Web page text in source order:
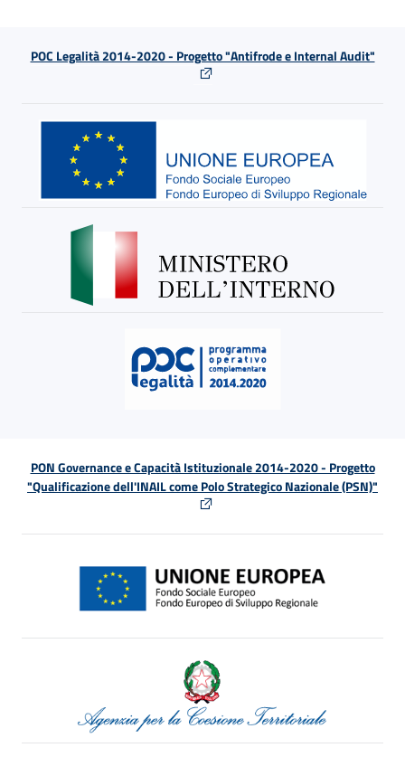
POC Legalità 2014-2020 - Progetto "Antifrode e Internal Audit"
PON Governance e Capacità Istituzionale 2014-2020 - Progetto
"Qualificazione dell'INAIL come Polo Strategico Nazionale (PSN)"